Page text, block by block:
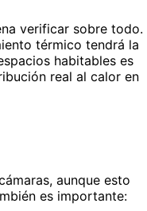
verificar sobre todo.
térmico tendrá la
habitables es
real al calor en
aunque esto
es importante: